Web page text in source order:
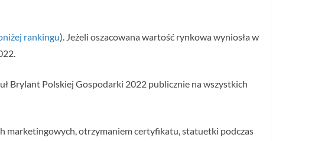
rankingu). Jeżeli oszacowana wartość rynkowa wyniosła w
Brylant Polskiej Gospodarki 2022 publicznie na wszystkich
marketingowych, otrzymaniem certyfikatu, statuetki podczas